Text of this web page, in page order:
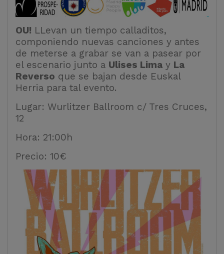
OU! LLevan un tiempo calladitos,
componiendo nuevas canciones y antes
de meterse a grabar se van a pasear por
el escenario junto a Ulises Lima y La
Reverso que se bajan desde Euskal
Herria para tal evento.
Lugar: Wurlitzer Ballroom c/ Tres Cruces,
12
Hora: 21:00h
Precio: 10€